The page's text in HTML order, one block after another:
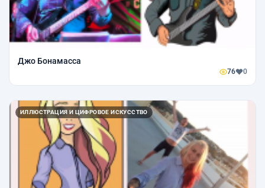
Джо Бонамасса
76 0
ИЛЛЮСТРАЦИЯ И ЦИФРОВОЕ ИСКУССТВО